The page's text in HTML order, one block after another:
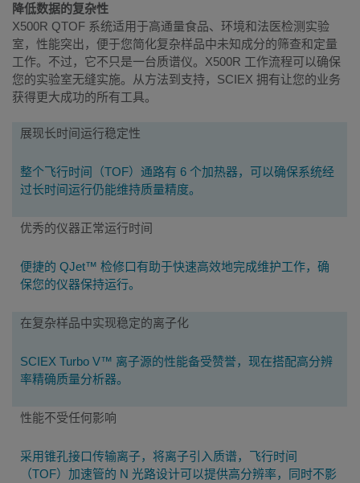
降低数据的复杂性
X500R QTOF 系统适用于高通量食品、环境和法医检测实验
室，性能突出，便于您简化复杂样品中未知成分的筛查和定量
工作。不过，它不只是一台质谱仪。X500R 工作流程可以确保
您的实验室无缝实施。从方法到支持，SCIEX 拥有让您的业务
获得更大成功的所有工具。
主
特
展现长时间运行稳定性
整个飞行时间（TOF）通路有 6 个加热器，可以确保系统经
过长时间运行仍能维持质量精度。
优秀的仪器正常运行时间
便捷的 QJet™ 检修口有助于快速高效地完成维护工作，确
保您的仪器保持运行。
在复杂样品中实现稳定的离子化
SCIEX Turbo V™ 离子源的性能备受赞誉，现在搭配高分辨
率精确质量分析器。
性能不受任何影响
采用锥孔接口传输离子，将离子引入质谱，飞行时间
（TOF）加速管的 N 光路设计可以提供高分辨率，同时不影